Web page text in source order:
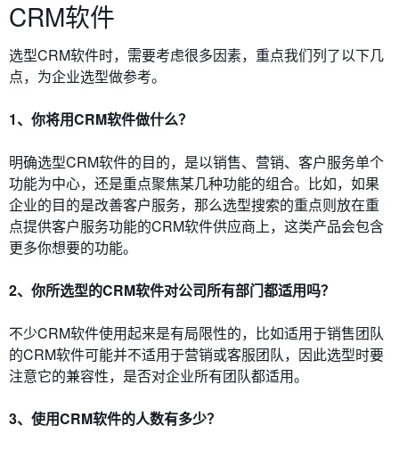
CRM软件
选型CRM软件时，需要考虑很多因素，重点我们列了以下几
点，为企业选型做参考。
1、你将用CRM软件做什么？
明确选型CRM软件的目的，是以销售、营销、客户服务单个
功能为中心，还是重点聚焦某几种功能的组合。比如，如果
企业的目的是改善客户服务，那么选型搜索的重点则放在重
点提供客户服务功能的CRM软件供应商上，这类产品会包含
更多你想要的功能。
2、你所选型的CRM软件对公司所有部门都适用吗？
不少CRM软件使用起来是有局限性的，比如适用于销售团队
的CRM软件可能并不适用于营销或客服团队，因此选型时要
注意它的兼容性，是否对企业所有团队都适用。
3、使用CRM软件的人数有多少？